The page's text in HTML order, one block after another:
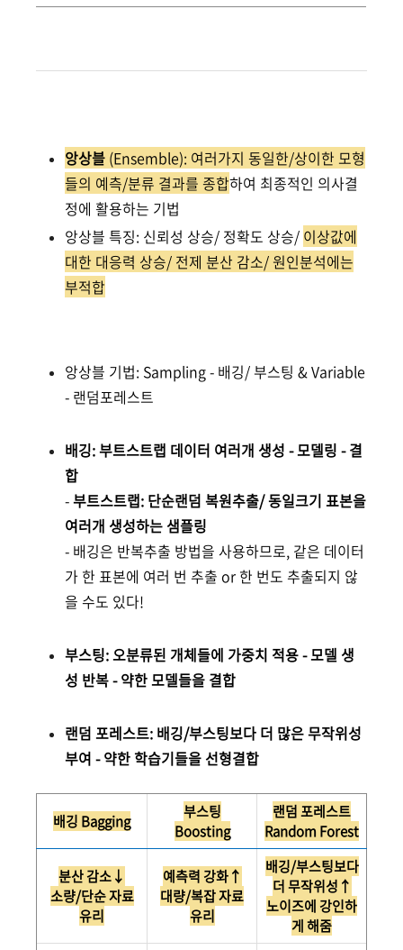
앙상블 (Ensemble): 여러가지 동일한/상이한 모형
들의 예측/분류 결과를 종합하여 최종적인 의사결
정에 활용하는 기법
앙상블 특징: 신뢰성 상승/ 정확도 상승/ 이상값에
대한 대응력 상승/ 전제 분산 감소/ 원인분석에는
부적합
앙상블 기법: Sampling - 배깅/ 부스팅 & Variable
- 랜덤포레스트
배깅: 부트스트랩 데이터 여러개 생성 - 모델링 - 결
합
-부트스트랩: 단순랜덤 복원추출/ 동일크기 표본을
여러개 생성하는 샘플링
- 배깅은 반복추출 방법을 사용하므로, 같은 데이터
가 한 표본에 여러 번 추출 or 한 번도 추출되지 않
을 수도 있다!
부스팅: 오분류된 개체들에 가중치 적용 - 모델 생
성 반복 - 약한 모델들을 결합
랜덤 포레스트: 배깅/부스팅보다 더 많은 무작위성
부여 - 약한 학습기들을 선형결합
배깅 Bagging
부스팅
Boosting
랜덤 포레스트
Random Forest
분산 감소↓
소량/단순 자료
유리
예측력 강화↑
대량/복잡 자료
유리
배깅/부스팅보다
더 무작위성↑
노이즈에 강인하
게 해줌